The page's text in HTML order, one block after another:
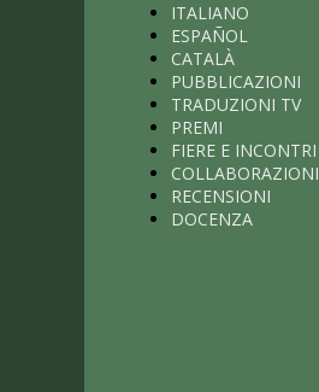
ITALIANO
ESPAÑOL
CATALÀ
PUBBLICAZIONI
TRADUZIONI TV
PREMI
FIERE E INCONTRI
COLLABORAZIONI
RECENSIONI
DOCENZA